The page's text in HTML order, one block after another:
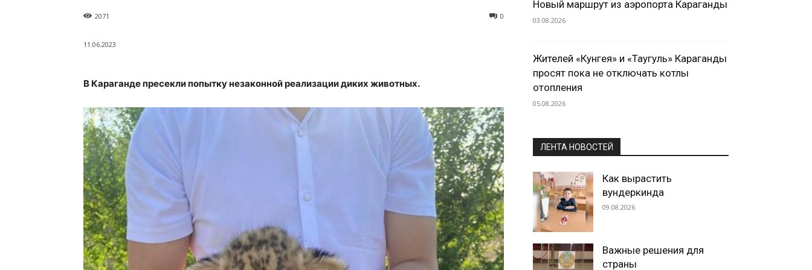
0
2071
11.06.2023
В Караганде пресекли попытку незаконной реализации диких животных.
Новый маршрут из аэропорта Караганды
03.08.2026
Жителей «Кунгея» и «Таугуль» Караганды
просят пока не отключать котлы
отопления
05.08.2026
ЛЕНТА НОВОСТЕЙ
Как вырастить
вундеркинда
09.08.2026
Важные решения для
страны